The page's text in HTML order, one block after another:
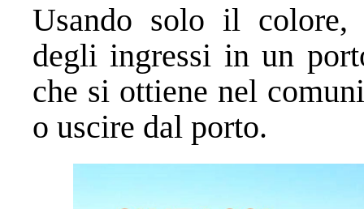
Usando solo il colore,
degli ingressi in un
che si ottiene nel
o uscire dal porto.